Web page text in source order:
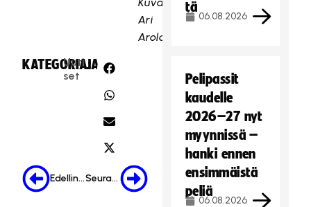
Ari
Arola
KATEGORIA:
Uuti
set
JAA:
Edellinen Seuraava
tä
06.08.2026
Pelipassit
kaudelle
2026–27 nyt
myynnissä –
hanki ennen
ensimmäistä
peliä
06.08.2026